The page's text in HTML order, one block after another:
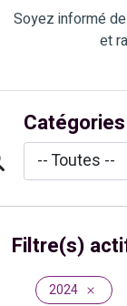
Soyez informé
et
Catégories
Filtre(s)
2024